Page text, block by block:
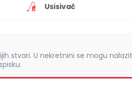
Usisivač
stvari. U nekretnini se mogu